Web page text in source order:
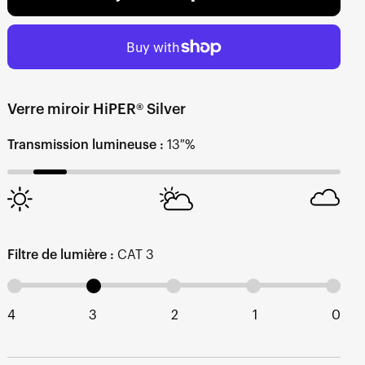
Verre miroir HiPER® Silver
Transmission lumineuse : 13 %
Filtre de lumière : CAT 3
4 3 2 1 0